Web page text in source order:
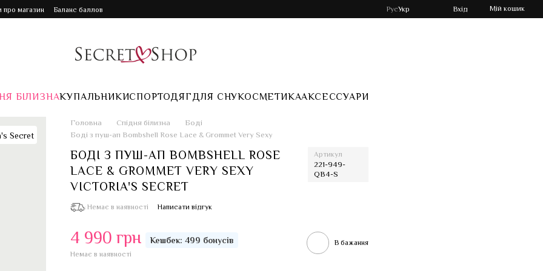
про магазин Баланс баллов РусУкр Вхід Мій кошик
БІЛИЗНАКУПАЛЬНИКИСПОРТОДЯГДЛЯ СНУКОСМЕТИКААКСЕССУАРИ
Головна Спідня білизна
Боді
Боді з пуш-ап Bombshell Rose Lace & Grommet Very Sexy
БОДІ З ПУШ-АП BOMBSHELL ROSE
LACE & GROMMET VERY SEXY
VICTORIA'S SECRET
Артикул
221-949-
QB4-S
Немає в наявності Написати відгук
4 990 грн Кешбек: 499 бонусів
Немає в наявності
В бажання